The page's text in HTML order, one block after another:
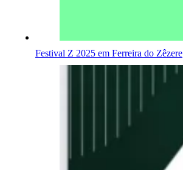
Festival Z 2025 em Ferreira do Zêzere